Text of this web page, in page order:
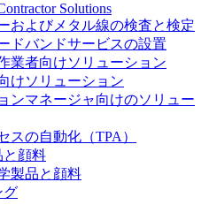
Solutions
およびメタル線の検査と検定
ドバンドサービスの設置
業者向けソリューション
けソリューション
ンマネージャ向けのソリュー
スの自動化（TPA）
と顔料
製品と顔料
グ